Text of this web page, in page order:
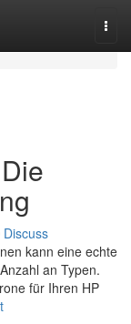
Discuss
kann eine echte
an Typen.
für Ihren HP